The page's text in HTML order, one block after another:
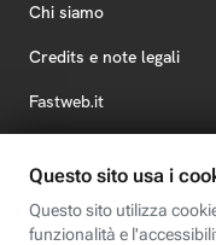
Chi siamo
Credits e note legali
Fastweb.it
Fastweb Digital Academy